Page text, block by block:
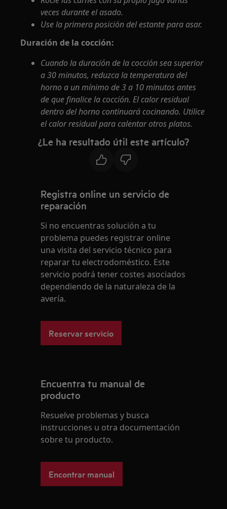
veces durante el asado.
Use la primera posición del estante para asar.
Duración de la cocción:
Cuando la duración de la cocción sea superior
a 30 minutos, reduzca la temperatura del
horno a un mínimo de 3 a 10 minutos antes
de que finalice la cocción. El calor residual
dentro del horno continuará cocinando. Utilice
el calor residual para calentar otros platos.
¿Le ha resultado útil este artículo?
Registra online un servicio de
reparación
Si no encuentras solución a tu
problema puedes registrar online
una visita del servicio técnico para
reparar tu electrodoméstico. Este
servicio podrá tener costes asociados
dependiendo de la naturaleza de la
avería.
Reservar servicio
Encuentra tu manual de
producto
Resuelve problemas y busca
instrucciones u otra documentación
sobre tu producto.
Encontrar manual